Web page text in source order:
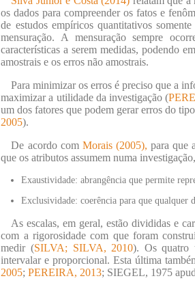
os dados para compreender os fatos e
de estudos empíricos quantitativos
mensuração. A mensuração sempre
características a serem medidas, podendo
amostrais e os erros não amostrais.
Para minimizar os erros é preciso que a
maximizar a utilidade da investigação (
um dos fatores que podem gerar erros do
2005).
De acordo com Morais (2005), para que
que os atributos assumem numa
Exaustividade: abrangência que permite
Exclusividade: coerência para que qualquer
As escalas, em geral, estão divididas e
com a rigorosidade com que foram
medir (SILVA; SILVA, 2010). Os quatro
intervalar e proporcional. Esta última
2005;PEREIRA, 2013; SIEGEL, 1975